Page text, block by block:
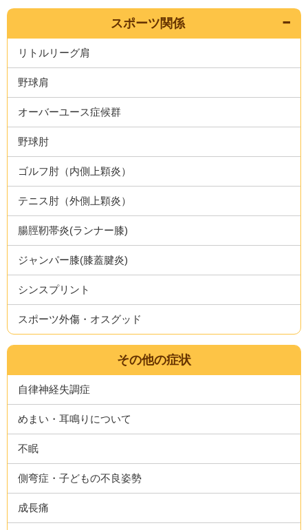
スポーツ関係
リトルリーグ肩
野球肩
オーバーユース症候群
野球肘
ゴルフ肘（内側上顆炎）
テニス肘（外側上顆炎）
腸脛靭帯炎(ランナー膝)
ジャンパー膝(膝蓋腱炎)
シンスプリント
スポーツ外傷・オスグッド
その他の症状
自律神経失調症
めまい・耳鳴りについて
不眠
側弯症・子どもの不良姿勢
成長痛